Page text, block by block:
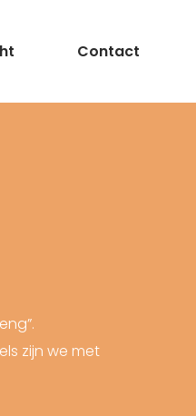
Contact
zijn we met